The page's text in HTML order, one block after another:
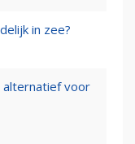
in zee?
alternatief voor